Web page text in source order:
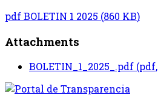
pdfBOLETIN 1 2025 (860 KB)
Attachments
BOLETIN_1_2025_.pdf (pdf,